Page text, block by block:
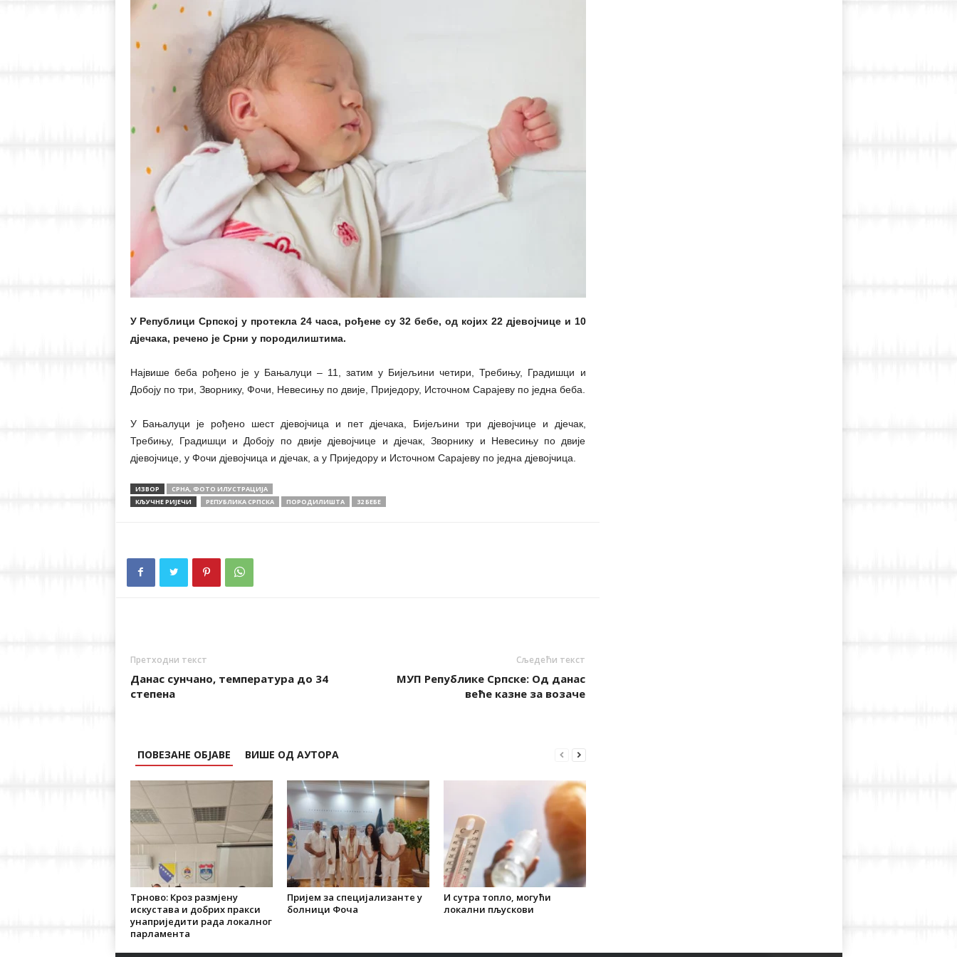
У Републици Српској у протекла 24 часа, рођене су 32 бебе, од којих 22 дјевојчице и 10
дјечака, речено је Срни у породилиштима.
Највише беба рођено је у Бањалуци – 11, затим у Бијељини четири, Требињу, Градишци и
Добоју по три, Зворнику, Фочи, Невесињу по двије, Приједору, Источном Сарајеву по једна беба.
У Бањалуци је рођено шест дјевојчица и пет дјечака, Бијељини три дјевојчице и дјечак,
Требињу, Градишци и Добоју по двије дјевојчице и дјечак, Зворнику и Невесињу по двије
дјевојчице, у Фочи дјевојчица и дјечак, а у Приједору и Источном Сарајеву по једна дјевојчица.
ИЗВОР
СРНА, ФОТО ИЛУСТРАЦИЈА
КЉУЧНЕ РИЈЕЧИ
РЕПУБЛИКА СРПСКА ПОРОДИЛИШТА 32 БЕБЕ
Претходни текст
Данас сунчано, температура до 34
степена
Сљедећи текст
МУП Републике Српске: Од данас
веће казне за возаче
ПОВЕЗАНЕ ОБЈАВЕ ВИШЕ ОД АУТОРА
Трново: Кроз размјену
искустава и добрих пракси
унаприједити рада локалног
парламента
Пријем за специјализанте у
болници Фоча
И сутра топло, могући
локални пљускови